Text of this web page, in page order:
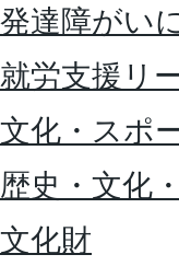
発達障がい
就労支援リ
文化・スポ
歴史・文化
文化財